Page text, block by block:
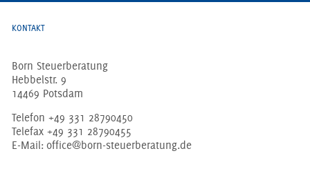
KONTAKT
Born Steuerberatung
Hebbelstr. 9
14469 Potsdam
Telefon +49 331 28790450
Telefax +49 331 28790455
E-Mail: office@born-steuerberatung.de